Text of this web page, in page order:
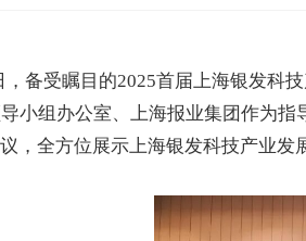
，备受瞩目的2025首届上海银发科
小组办公室、上海报业集团作为
，全方位展示上海银发科技产业发